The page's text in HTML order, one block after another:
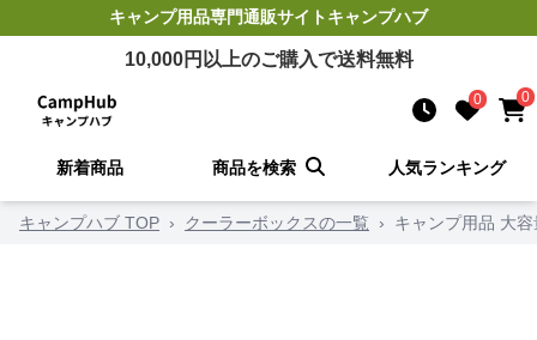
キャンプ用品専門通販サイトキャンプハブ
10,000円以上のご購入で送料無料
0 0
新着商品 商品を検索 人気ランキング
キャンプハブ TOP › クーラーボックスの一覧 › キャンプ用品 大